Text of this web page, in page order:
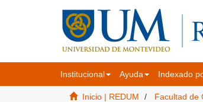
Institucional Ayuda Indexado
Inicio | REDUM Facultad de